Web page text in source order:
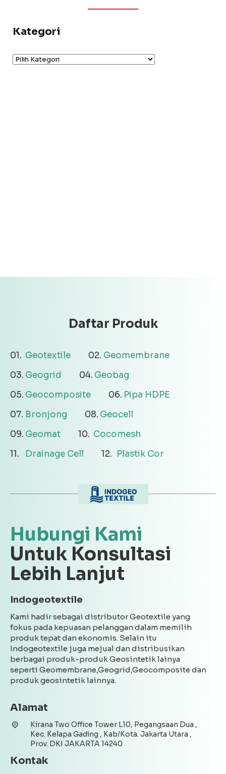
Kategori
Kategori
Daftar Produk
Geotextile
Geomembrane
Geogrid
Geobag
Geocomposite
Pipa HDPE
Bronjong
Geocell
Geomat
Cocomesh
Drainage Cell
Plastik Cor
Hubungi Kami
Untuk Konsultasi
Lebih Lanjut
Indogeotextile
Kami hadir sebagai distributor Geotextile yang
fokus pada kepuasan pelanggan dalam memilih
produk tepat dan ekonomis. Selain itu
Indogeotextile juga mejual dan distribusikan
berbagai produk-produk Geosintetik lainya
seperti Geomembrane,Geogrid,Geocomposite dan
produk geosintetik lainnya.
Alamat
Kirana Two Office Tower L10, Pegangsaan Dua ,
Kec. Kelapa Gading , Kab/Kota. Jakarta Utara ,
Prov. DKI JAKARTA 14240
Kontak